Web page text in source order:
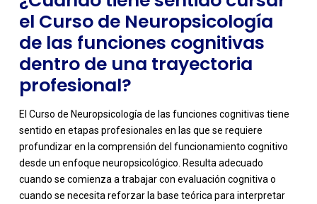
el Curso de Neuropsicología
de las funciones cognitivas
dentro de una trayectoria
profesional?
El Curso de Neuropsicología de las funciones cognitivas tiene
sentido en etapas profesionales en las que se requiere
profundizar en la comprensión del funcionamiento cognitivo
desde un enfoque neuropsicológico. Resulta adecuado
cuando se comienza a trabajar con evaluación cognitiva o
cuando se necesita reforzar la base teórica para interpretar